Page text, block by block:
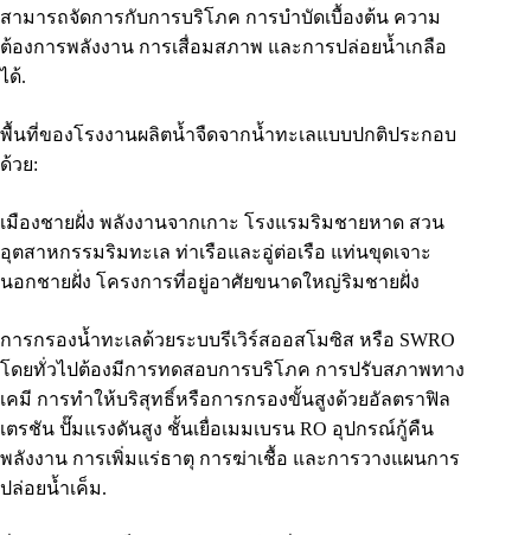
สามารถจัดการกับการบริโภค การบำบัดเบื้องต้น ความ
ต้องการพลังงาน การเสื่อมสภาพ และการปล่อยน้ำเกลือ
ได้.
พื้นที่ของโรงงานผลิตน้ำจืดจากน้ำทะเลแบบปกติประกอบ
ด้วย:
เมืองชายฝั่ง พลังงานจากเกาะ โรงแรมริมชายหาด สวน
อุตสาหกรรมริมทะเล ท่าเรือและอู่ต่อเรือ แท่นขุดเจาะ
นอกชายฝั่ง โครงการที่อยู่อาศัยขนาดใหญ่ริมชายฝั่ง
การกรองน้ำทะเลด้วยระบบรีเวิร์สออสโมซิส หรือ SWRO
โดยทั่วไปต้องมีการทดสอบการบริโภค การปรับสภาพทาง
เคมี การทำให้บริสุทธิ์หรือการกรองขั้นสูงด้วยอัลตราฟิล
เตรชัน ปั๊มแรงดันสูง ชั้นเยื่อเมมเบรน RO อุปกรณ์กู้คืน
พลังงาน การเพิ่มแร่ธาตุ การฆ่าเชื้อ และการวางแผนการ
ปล่อยน้ำเค็ม.